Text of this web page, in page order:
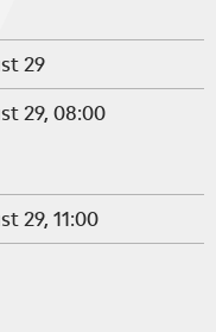
29
29, 08:00
29, 11:00